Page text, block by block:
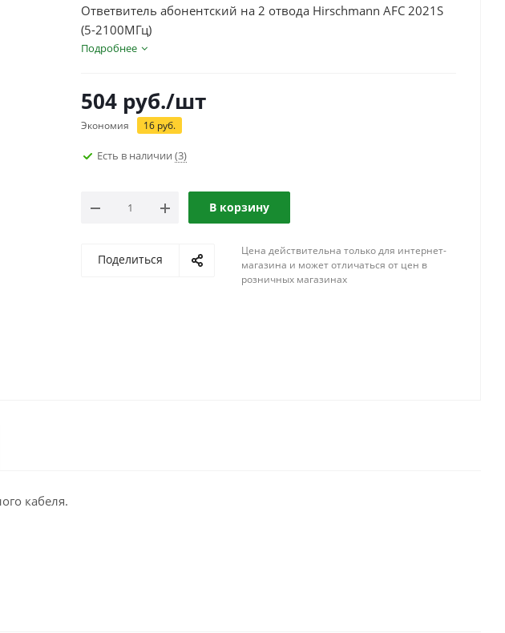
Ответвитель абонентский на 2 отвода Hirschmann AFC 2021S
(5-2100МГц)
Подробнее
504 руб./шт
Экономия 16 руб.
Есть в наличии (3)
В корзину
Поделиться
Цена действительна только для интернет-
магазина и может отличаться от цен в
розничных магазинах
кабеля.